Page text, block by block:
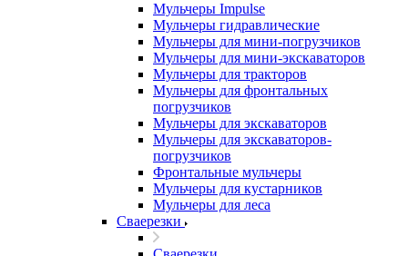
Мульчеры Impulse
Мульчеры гидравлические
Мульчеры для мини-погрузчиков
Мульчеры для мини-экскаваторов
Мульчеры для тракторов
Мульчеры для фронтальных
погрузчиков
Мульчеры для экскаваторов
Мульчеры для экскаваторов-
погрузчиков
Фронтальные мульчеры
Мульчеры для кустарников
Мульчеры для леса
Сваерезки